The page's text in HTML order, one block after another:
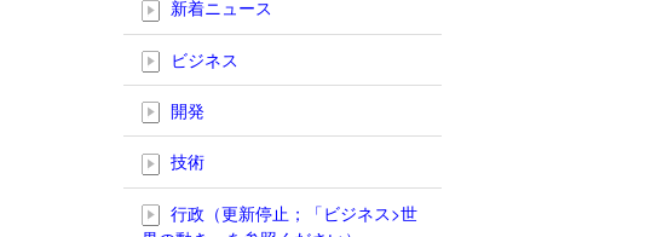
新着ニュース
ビジネス
開発
技術
行政（更新停止；「ビジネス>世